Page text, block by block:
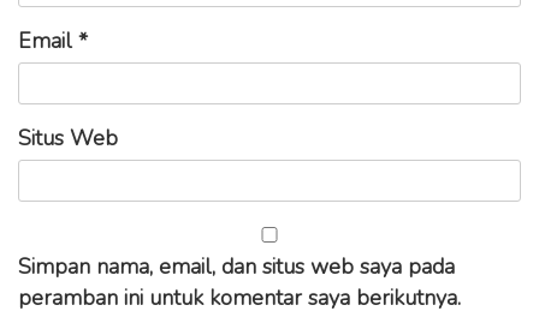
Email *
Situs Web
Simpan nama, email, dan situs web saya pada
peramban ini untuk komentar saya berikutnya.